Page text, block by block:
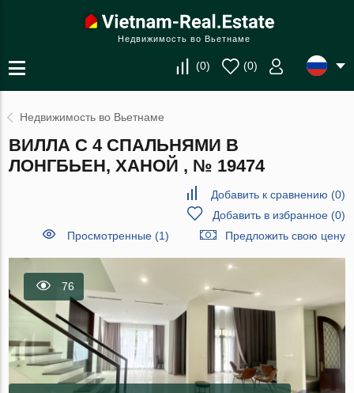
Недвижимость во Вьетнаме
(0) (0)
Недвижимость во Вьетнаме
ВИЛЛА С 4 СПАЛЬНЯМИ В
ЛОНГБЬЕН, ХАНОЙ , № 19474
Добавить к сравнению (0)
Добавить в избранное(0)
Просмотренные (1)
Предложить свою цену
76